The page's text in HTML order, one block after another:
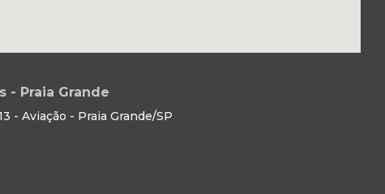
- Praia Grande
- Aviação - Praia Grande/SP